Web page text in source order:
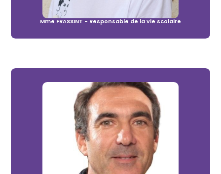
Mme FRASSINT - Responsable de la vie scolaire